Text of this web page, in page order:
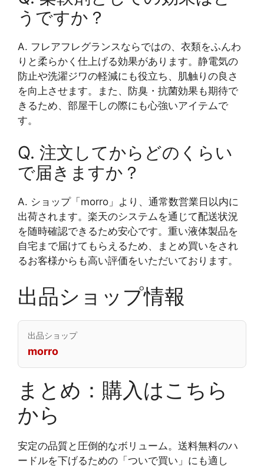
うですか？
A. フレアフレグランスならではの、衣類をふんわ
りと柔らかく仕上げる効果があります。静電気の
防止や洗濯ジワの軽減にも役立ち、肌触りの良さ
を向上させます。また、防臭・抗菌効果も期待で
きるため、部屋干しの際にも心強いアイテムで
す。
Q. 注文してからどのくらい
で届きますか？
A. ショップ「morro」より、通常数営業日以内に
出荷されます。楽天のシステムを通じて配送状況
を随時確認できるため安心です。重い液体製品を
自宅まで届けてもらえるため、まとめ買いをされ
るお客様からも高い評価をいただいております。
出品ショップ情報
出品ショップ
morro
まとめ：購入はこちら
から
安定の品質と圧倒的なボリューム。送料無料のハ
ードルを下げるための「ついで買い」にも適し